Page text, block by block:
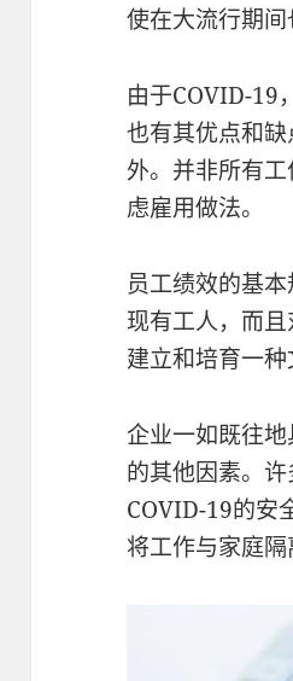
使在大流行期间
由于COVID-19
也有其优点和
外。并非所有
虑雇用做法。
员工绩效的基
现有工人，而
建立和培育一
企业一如既往
的其他因素。
COVID-19的安
将工作与家庭